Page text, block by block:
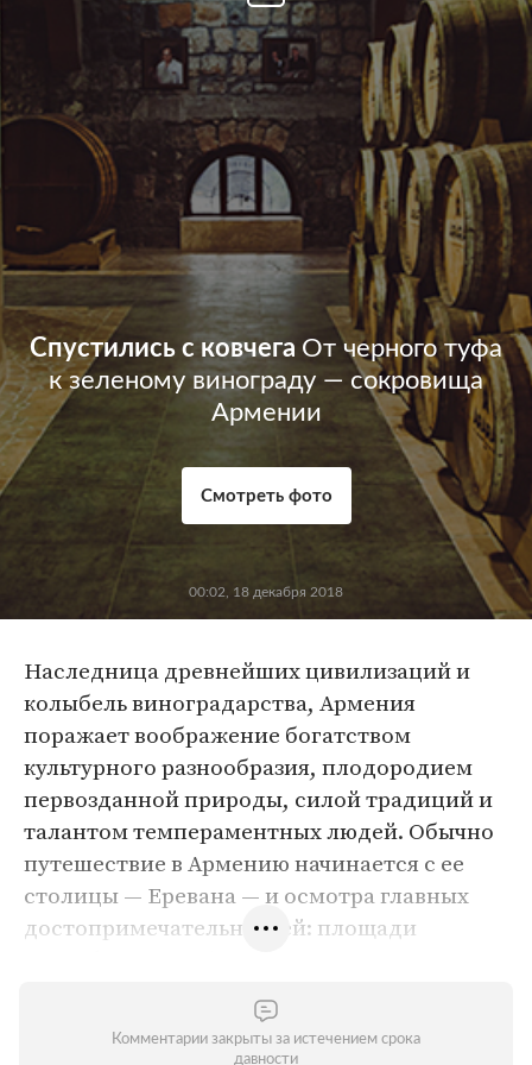
Спустились с ковчега От черного туфа
к зеленому винограду — сокровища
Армении
Смотреть фото
00:02, 18 декабря 2018
Наследница древнейших цивилизаций и
колыбель виноградарства, Армения
поражает воображение богатством
культурного разнообразия, плодородием
первозданной природы, силой традиций и
талантом темпераментных людей. Обычно
путешествие в Армению начинается с ее
столицы — Еревана — и осмотра главных
достопримечательностей: площади
оперы и балета, кинотеатра «Москва»,
Национальной галереи, музеев Сарьяна и
Комментарии закрыты за истечением срока
давности